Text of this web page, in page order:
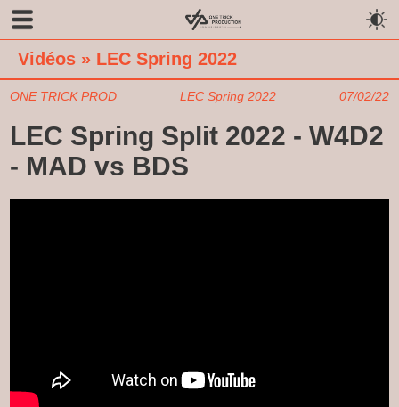
Vidéos » LEC Spring 2022
ONE TRICK PROD LEC Spring 2022 07/02/22
LEC Spring Split 2022 - W4D2
- MAD vs BDS